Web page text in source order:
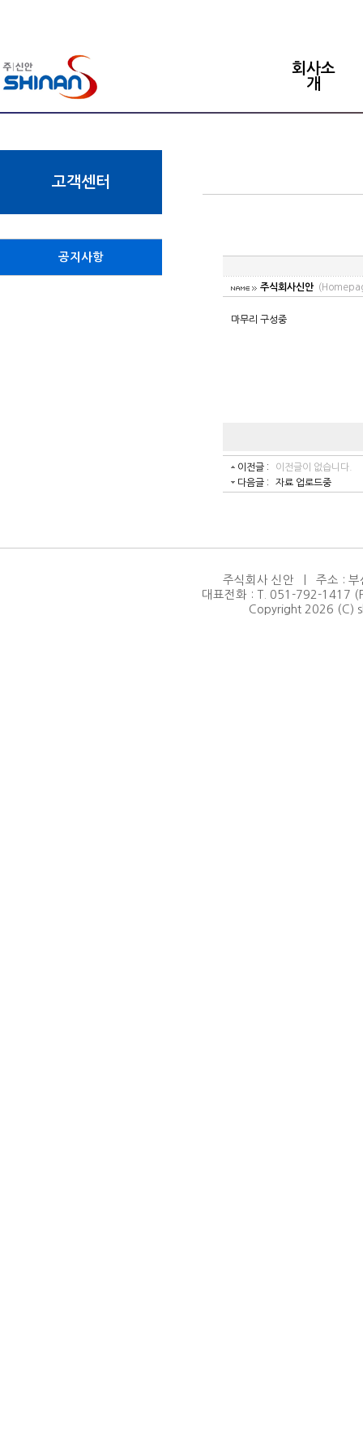
회사소
개
고객센터
공지사항
주식회사신안
마무리 구성중
이전글 :
이전글이 없습니다.
다음글 :
자료 업로드중
주식회사 신안 | 주소 : 부
대표전화 : T. 051-792-1417
Copyright 2026 (C)